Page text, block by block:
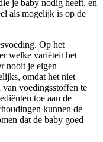
je baby nodig heeft, en
als mogelijk is op de
Op het
welke variëteit het
nooit je eigen
omdat het niet
voedingsstoffen te
toe aan de
kunnen de
dat de baby goed